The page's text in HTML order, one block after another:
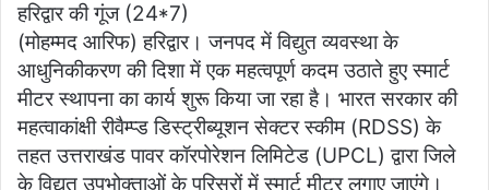
at
s
A
p
p
c
e
b
o
o
itt
er
ai
l
ar
e
हरिद्वार की गूंज (24*7)
(मोहम्मद आरिफ) हरिद्वार। जनपद में विद्युत व्यवस्था के
आधुनिकीकरण की दिशा में एक महत्वपूर्ण कदम उठाते हुए स्मार्ट
मीटर स्थापना का कार्य शुरू किया जा रहा है। भारत सरकार की
महत्वाकांक्षी रीवैम्प्ड डिस्ट्रीब्यूशन सेक्टर स्कीम (RDSS) के
तहत उत्तराखंड पावर कॉरपोरेशन लिमिटेड (UPCL) द्वारा जिले
के विद्युत उपभोक्ताओं के परिसरों में स्मार्ट मीटर लगाए जाएंगे।